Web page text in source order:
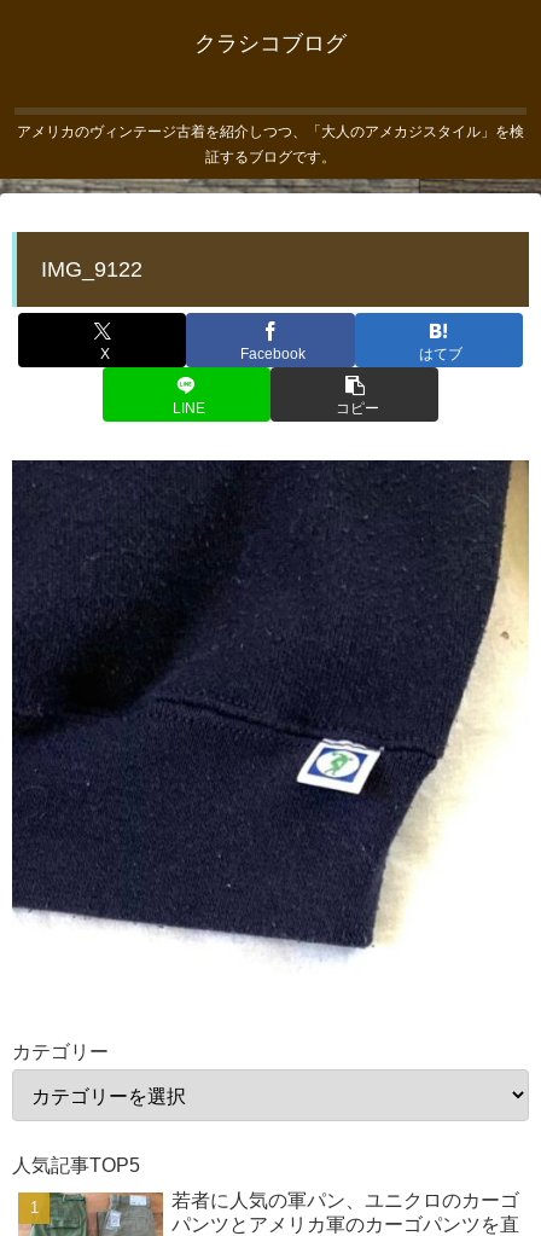
クラシコブログ
アメリカのヴィンテージ古着を紹介しつつ、「大人のアメカジスタイル」を検
証するブログです。
IMG_9122
X Facebook はてブ
LINE コピー
カテゴリー
人気記事TOP5
若者に人気の軍パン、ユニクロのカーゴ
パンツとアメリカ軍のカーゴパンツを直